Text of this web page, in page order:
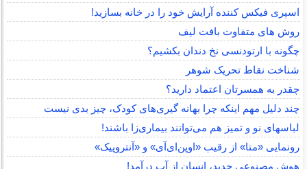
اسپری فیکس کننده آرایش خود را در خانه بسازید!
روش های متفاوت بافت لیف
چگونه با ارتودنسی نخ دندان بکشیم؟
شناخت نقاط تحریک شوهر
چقدر به همسرتان اعتماد دارید؟
چند دلیل مهم اینکه چرا بهانه گیری‌های کودک، چیز بدی نیست
لباس‎های نو و تمیز هم می‌توانند بیماری‌زا باشند!
رونمایی «متا» از رقیب «اوپن‌ای‌آی» و «آنتروپیک»
هوش مصنوعی جدید، انسان از آب درآمد!